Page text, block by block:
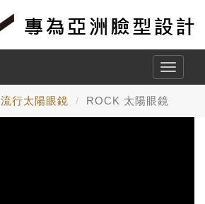
Toggle
流行太陽眼鏡 ROCK 太陽眼鏡